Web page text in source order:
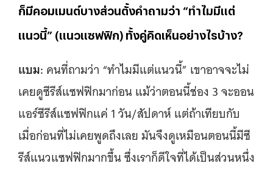
ก็มีคอมเมนต์บางส่วนตั้งคำถามว่า “ทำไมมีแต่
แนวนี้” (แนวแซฟฟิก) ทั้งคู่คิดเห็นอย่างไรบ้าง?
แบม: คนที่ถามว่า “ทำไมมีแต่แนวนี้” เขาอาจจะไม่
เคยดูซีรีส์แซฟฟิกมาก่อน แม้ว่าตอนนี้ช่อง 3 จะออน
แอร์ซีรีส์แซฟฟิกแค่ 1 วัน/สัปดาห์ แต่ถ้าเทียบกับ
เมื่อก่อนที่ไม่เคยพูดถึงเลย มันจึงดูเหมือนตอนนี้มีซี
รีส์แนวแซฟฟิกมากขึ้น ซึ่งเราก็ดีใจที่ได้เป็นส่วนหนึ่ง